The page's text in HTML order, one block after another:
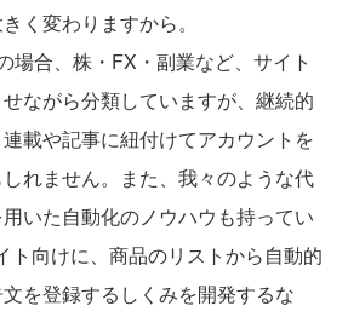
く変わりますから。
場合、株・FX・副業など、サイト
ながら分類していますが、継続的
載や記事に紐付けてアカウントを
れません。また、我々のような代
いた自動化のノウハウも持ってい
ト向けに、商品のリストから自動的
を登録するしくみを開発するな